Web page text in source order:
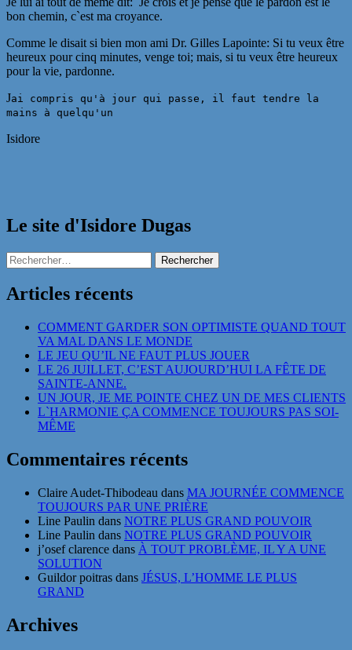
bon chemin, c`est ma croyance.
Comme le disait si bien mon ami Dr. Gilles Lapointe: Si tu veux être
heureux pour cinq minutes, venge toi; mais, si tu veux être heureux
pour la vie, pardonne.
Jai compris qu'à jour qui passe, il faut tendre la
mains à quelqu'un
Isidore
Le site d'Isidore Dugas
Rechercher :
Articles récents
COMMENT GARDER SON OPTIMISTE QUAND TOUT
VA MAL DANS LE MONDE
LE JEU QU’IL NE FAUT PLUS JOUER
LE 26 JUILLET, C’EST AUJOURD’HUI LA FÊTE DE
SAINTE-ANNE.
UN JOUR, JE ME POINTE CHEZ UN DE MES CLIENTS
L`HARMONIE ÇA COMMENCE TOUJOURS PAS SOI-
MÊME
Commentaires récents
Claire Audet-Thibodeau dans MA JOURNÉE COMMENCE
TOUJOURS PAR UNE PRIÈRE
Line Paulin dans NOTRE PLUS GRAND POUVOIR
Line Paulin dans NOTRE PLUS GRAND POUVOIR
j’osef clarence dans À TOUT PROBLÈME, IL Y A UNE
SOLUTION
Guildor poitras dans JÉSUS, L’HOMME LE PLUS
GRAND
Archives